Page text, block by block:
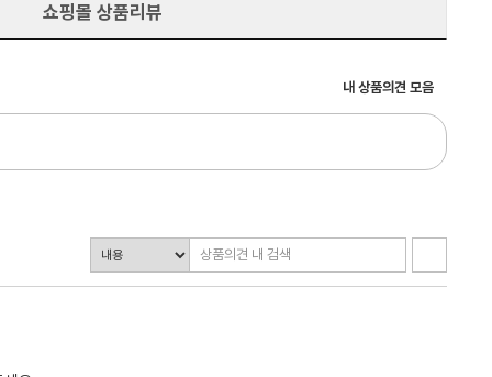
쇼핑몰 상품리뷰
내 상품의견 모음